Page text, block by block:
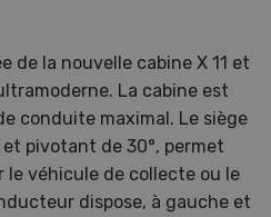
de la nouvelle cabine X 11 et
La cabine est
conduite maximal. Le siège
pivotant de 30°, permet
le véhicule de collecte ou le
dispose, à gauche et